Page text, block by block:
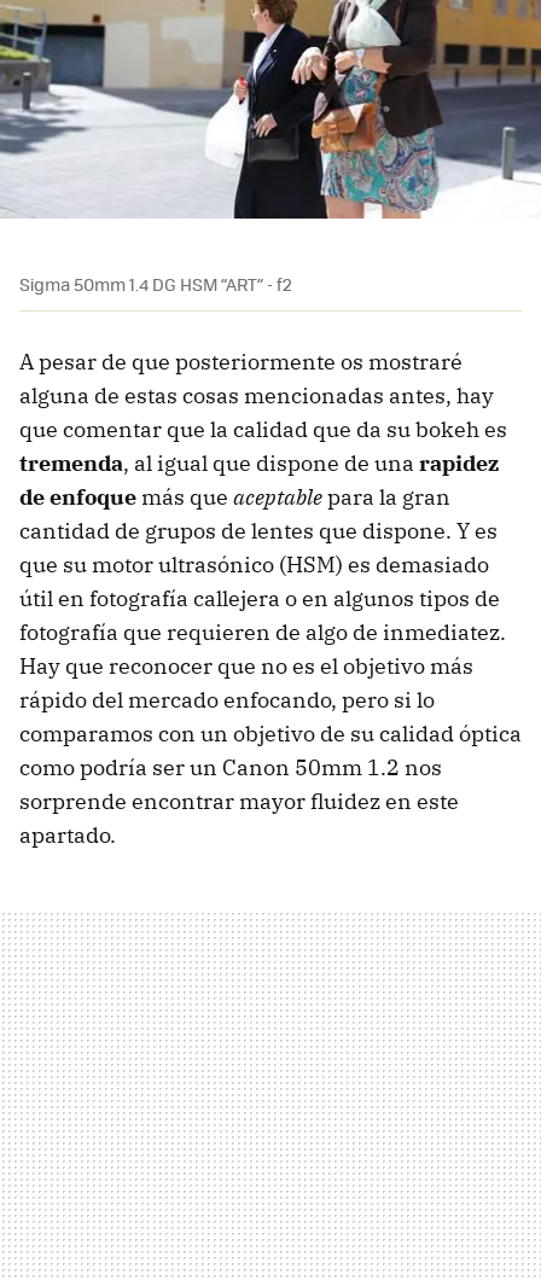
Sigma 50mm 1.4 DG HSM “ART” - f2
A pesar de que posteriormente os mostraré
alguna de estas cosas mencionadas antes, hay
que comentar que la calidad que da su bokeh es
tremenda, al igual que dispone de una rapidez
de enfoque más que aceptablepara la gran
cantidad de grupos de lentes que dispone. Y es
que su motor ultrasónico (HSM) es demasiado
útil en fotografía callejera o en algunos tipos de
fotografía que requieren de algo de inmediatez.
Hay que reconocer que no es el objetivo más
rápido del mercado enfocando, pero si lo
comparamos con un objetivo de su calidad óptica
como podría ser un Canon 50mm 1.2 nos
sorprende encontrar mayor fluidez en este
apartado.